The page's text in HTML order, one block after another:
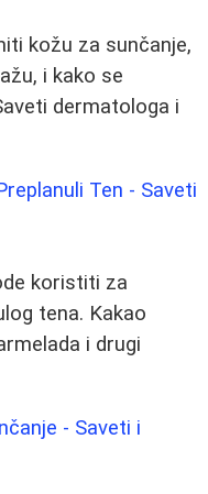
kožu za sunčanje,
i kako se
dermatologa i
Ten - Saveti
koristiti za
tena. Kakao
i drugi
- Saveti i